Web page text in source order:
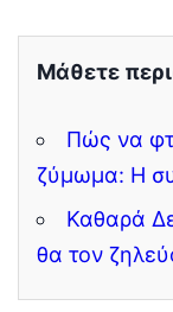
Μάθετε
Πώς να
ζύμωμα: Η
Καθαρά
θα τον